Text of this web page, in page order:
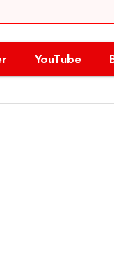
YouTube